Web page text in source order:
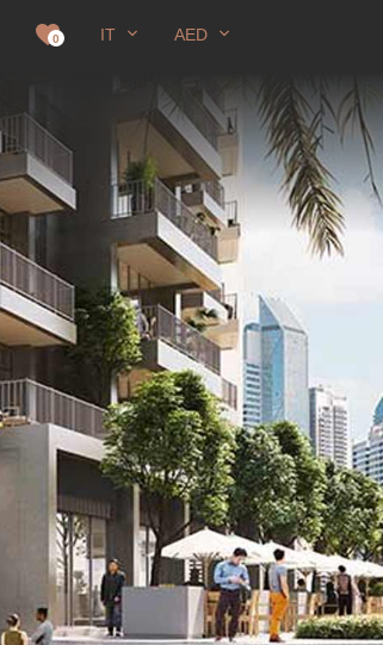
0 IT AED
Schermo intero